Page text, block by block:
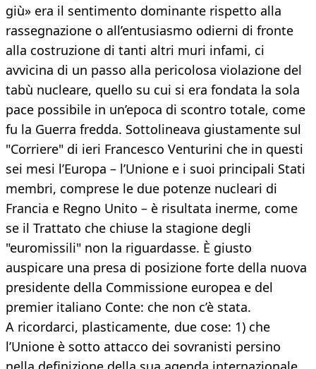
giù» era il sentimento dominante rispetto alla
rassegnazione o all’entusiasmo odierni di fronte
alla costruzione di tanti altri muri infami, ci
avvicina di un passo alla pericolosa violazione del
tabù nucleare, quello su cui si era fondata la sola
pace possibile in un’epoca di scontro totale, come
fu la Guerra fredda. Sottolineava giustamente sul
"Corriere" di ieri Francesco Venturini che in questi
sei mesi l’Europa – l’Unione e i suoi principali Stati
membri, comprese le due potenze nucleari di
Francia e Regno Unito – è risultata inerme, come
se il Trattato che chiuse la stagione degli
"euromissili" non la riguardasse. È giusto
auspicare una presa di posizione forte della nuova
presidente della Commissione europea e del
premier italiano Conte: che non c’è stata.
A ricordarci, plasticamente, due cose: 1) che
l’Unione è sotto attacco dei sovranisti persino